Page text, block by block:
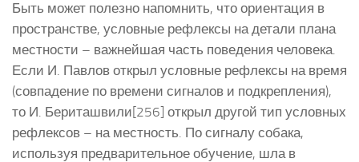
Быть может полезно напомнить, что ориентация в
пространстве, условные рефлексы на детали плана
местности – важнейшая часть поведения человека.
Если И. Павлов открыл условные рефлексы на время
(совпадение по времени сигналов и подкрепления),
то И. Бериташвили[256] открыл другой тип условных
рефлексов – на местность. По сигналу собака,
используя предварительное обучение, шла в